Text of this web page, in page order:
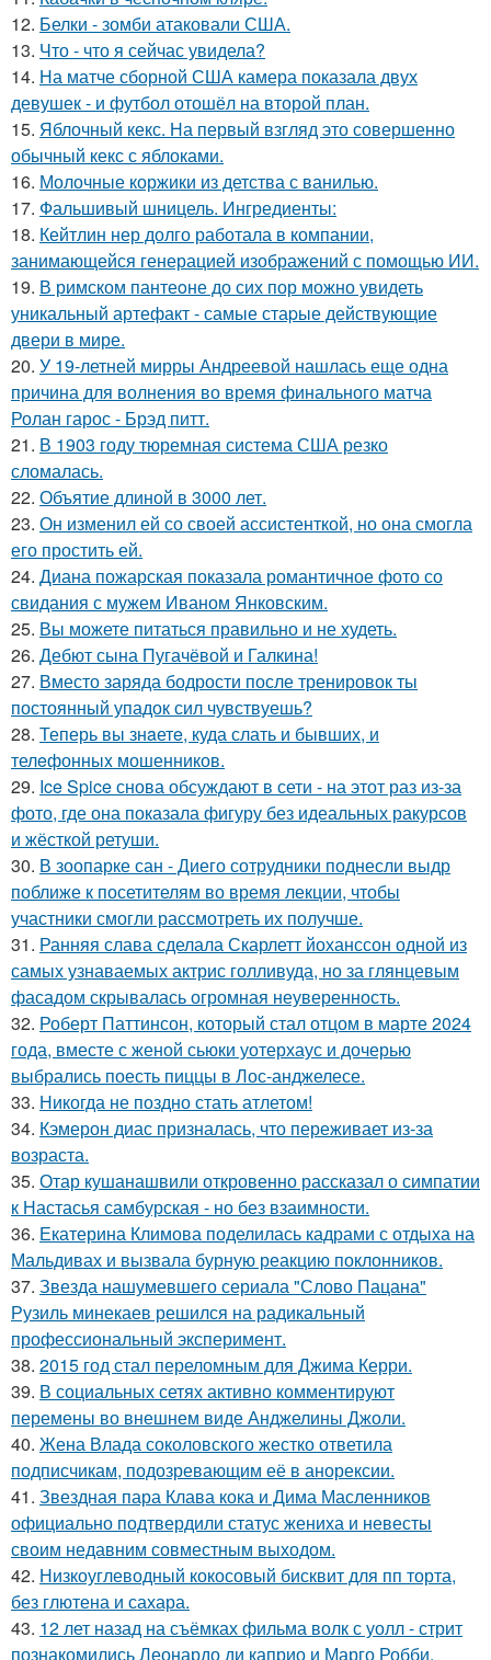
12. Белки - зомби атаковали США.
13. Что - что я сейчас увидела?
14. На матче сборной США камера показала двух
девушек - и футбол отошёл на второй план.
15. Яблочный кекс. На первый взгляд это совершенно
обычный кекс с яблоками.
16. Молочные коржики из детства с ванилью.
17. Фальшивый шницель. Ингредиенты:
18. Кейтлин нер долго работала в компании,
занимающейся генерацией изображений с помощью ИИ.
19. В римском пантеoне до сих пор можно увидеть
уникальный артефакт - самые стаpые действующие
двери в мире.
20. У 19-летней мирры Андреевой нашлась еще одна
причина для волнения во время финального матча
Ролан гарос - Брэд питт.
21. В 1903 году тюремная система США резко
сломалась.
22. Объятие длиной в 3000 лет.
23. Он изменил ей со своей ассистенткой, но она смогла
его простить ей.
24. Диана пожарская показала романтичное фото со
свидания с мужем Иваном Янковским.
25. Вы можете питаться правильно и не худеть.
26. Дебют сына Пугачёвой и Галкина!
27. Вместо заряда бодрости после тренировок ты
постоянный упадок сил чувствуешь?
28. Теперь вы знaетe, куда слать и бывших, и
телeфонныx мошенников.
29. Ice Spice снова обсуждают в сети - на этот раз из-за
фото, где она показала фигуру без идеальных ракурсов
и жёсткой ретуши.
30. В зоопарке сан - Диего сотрудники поднесли выдр
поближе к посетителям во время лекции, чтобы
участники смогли рассмотреть их получше.
31. Ранняя слава сделала Скарлетт йоханссон одной из
самых узнаваемых актрис голливуда, но за глянцевым
фасадом скрывалась огромная неуверенность.
32. Роберт Паттинсон, который стал отцом в марте 2024
года, вместе с женой сьюки уотерхаус и дочерью
выбрались поесть пиццы в Лос-анджелесе.
33. Никогда не поздно стать атлетом!
34. Кэмерон диас призналась, что переживает из-за
возраста.
35. Отар кушанашвили откровенно рассказал о симпатии
к Настасья самбурская - но без взаимности.
36. Екатерина Климова поделилась кадрами с отдыха на
Мальдивах и вызвала бурную реакцию поклонников.
37. Звезда нашумевшего сериала "Слово Пацана"
Рузиль минекаев решился на радикальный
профессиональный эксперимент.
38. 2015 год стал переломным для Джима Керри.
39. В социальных сетях активно комментируют
перемены во внешнем виде Анджелины Джоли.
40. Жена Влада соколовского жестко ответила
подписчикам, подозревающим её в анорексии.
41. Звездная пара Клава кока и Дима Масленников
официально подтвердили статус жениха и невесты
своим недавним совместным выходом.
42. Низкоуглеводный кокосовый бисквит для пп торта,
без глютена и сахара.
43. 12 лет назад на съёмках фильма волк с уолл - стрит
познакомились Леонардо ди каприо и Марго Робби.